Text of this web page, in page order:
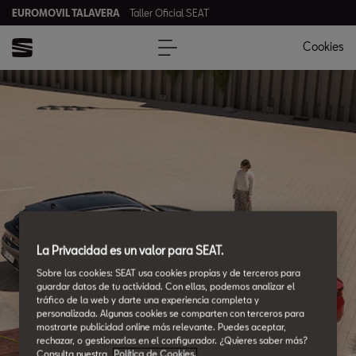
EUROMOVIL TALAVERA Taller Oficial SEAT
Cookies
La Privacidad es un valor para SEAT.
Sobre las cookies: SEAT usa cookies propias y de terceros para
guardar datos de tu actividad. Con ellas, podemos analizar el
tráfico de la web y darte una experiencia completa y
personalizada. Algunas cookies se comparten con terceros para
mostrarte publicidad online más relevante. Puedes aceptar,
rechazar, o gestionarlas en el configurador. ¿Quieres saber más?
Consulta nuestra
Política de Cookies.